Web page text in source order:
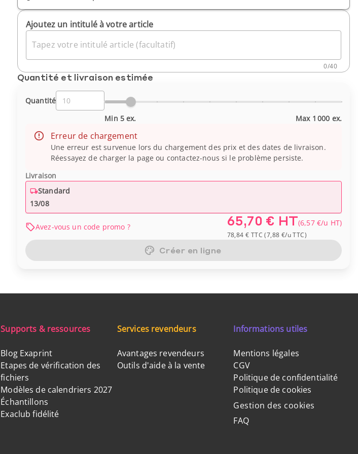
Ajoutez un intitulé à votre article
Tapez votre intitulé article (facultatif)
0/40
Quantité et livraison estimée
Quantité
Min 5 ex.
Max 1 000 ex.
Erreur de chargement
Une erreur est survenue lors du chargement des prix et des dates de livraison.
Réessayez de charger la page ou contactez-nous si le problème persiste.
Livraison
Standard
13/08
Avez-vous un code promo ? 65,70 € HT(6,57 €/u HT)
78,84 € TTC (7,88 €/uTTC)
Créer en ligne
Supports & ressources
Blog Exaprint
Etapes de vérification des
fichiers
Modèles de calendriers 2027
Échantillons
Exaclub fidélité
Services revendeurs
Avantages revendeurs
Outils d'aide à la vente
Informations utiles
Mentions légales
CGV
Politique de confidentialité
Politique de cookies
Gestion des cookies
FAQ